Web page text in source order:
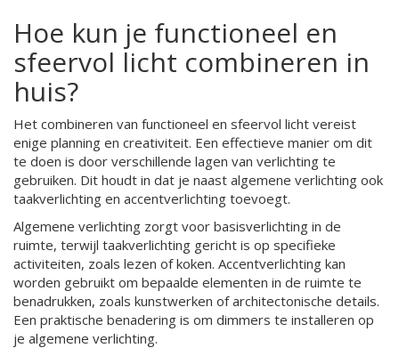
Hoe kun je functioneel en
sfeervol licht combineren in
huis?
Het combineren van functioneel en sfeervol licht vereist
enige planning en creativiteit. Een effectieve manier om dit
te doen is door verschillende lagen van verlichting te
gebruiken. Dit houdt in dat je naast algemene verlichting ook
taakverlichting en accentverlichting toevoegt.
Algemene verlichting zorgt voor basisverlichting in de
ruimte, terwijl taakverlichting gericht is op specifieke
activiteiten, zoals lezen of koken. Accentverlichting kan
worden gebruikt om bepaalde elementen in de ruimte te
benadrukken, zoals kunstwerken of architectonische details.
Een praktische benadering is om dimmers te installeren op
je algemene verlichting.